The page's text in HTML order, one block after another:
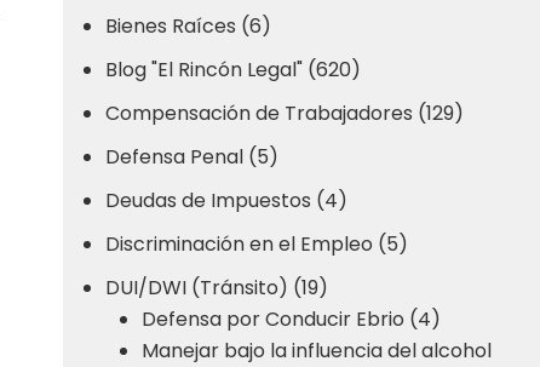
Bienes Raíces (6)
Blog "El Rincón Legal" (620)
Compensación de Trabajadores (129)
Defensa Penal (5)
Deudas de Impuestos (4)
Discriminación en el Empleo (5)
DUI/DWI (Tránsito) (19)
Defensa por Conducir Ebrio (4)
Manejar bajo la influencia del alcohol